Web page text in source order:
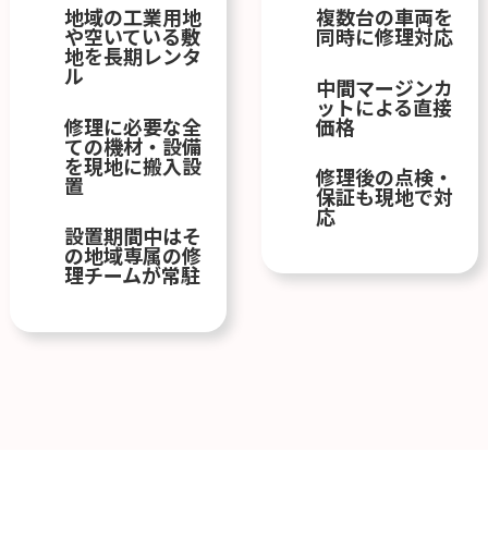
地域の工業用地
や空いている敷
地を長期レンタ
ル
修理に必要な全
ての機材・設備
を現地に搬入設
置
設置期間中はそ
の地域専属の修
理チームが常駐
複数台の車両を
同時に修理対応
中間マージンカ
ットによる直接
価格
修理後の点検・
保証も現地で対
応